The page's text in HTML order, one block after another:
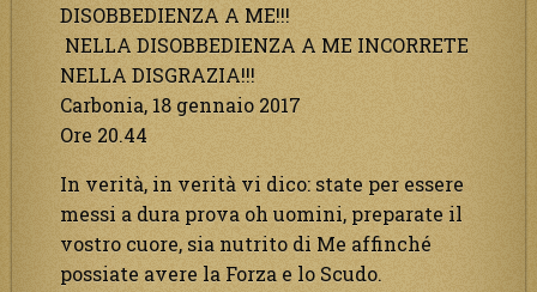
DISOBBEDIENZA A ME!!!
NELLA DISOBBEDIENZA A ME INCORRETE
NELLA DISGRAZIA!!!
Carbonia, 18 gennaio 2017
Ore 20.44
In verità, in verità vi dico: state per essere
messi a dura prova oh uomini, preparate il
vostro cuore, sia nutrito di Me affinché
possiate avere la Forza e lo Scudo.